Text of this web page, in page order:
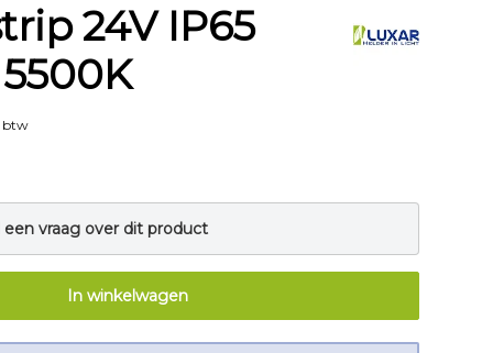
24V IP65
btw
een vraag over dit product
In winkelwagen